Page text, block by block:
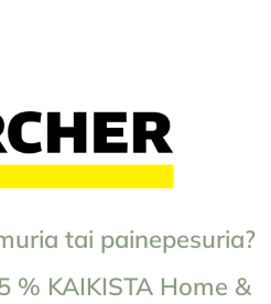
tai painepesuria?
% KAIKISTA Home &